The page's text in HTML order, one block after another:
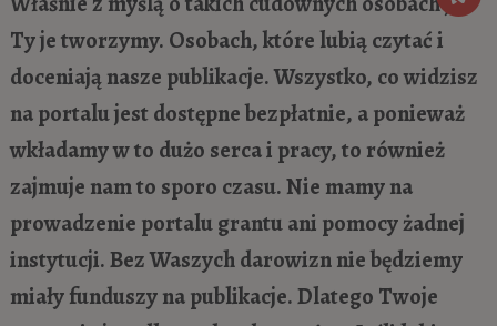
Ty je tworzymy. Osobach, które lubią czytać i
doceniają nasze publikacje. Wszystko, co widzisz
na portalu jest dostępne bezpłatnie, a ponieważ
wkładamy w to dużo serca i pracy, to również
zajmuje nam to sporo czasu. Nie mamy na
prowadzenie portalu grantu ani pomocy żadnej
instytucji. Bez Waszych darowizn nie będziemy
miały funduszy na publikacje. Dlatego Twoje